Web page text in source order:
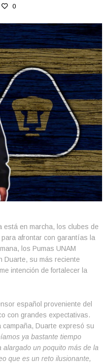
0
está en marcha, los clubes de
afrontar con garantías la
los Pumas UNAM
Duarte, su más reciente
intención de fortalecer la
español proveniente del
con grandes expectativas.
Duarte expresó su
ya bastante tiempo
un poquito más de la
que es un reto ilusionante,